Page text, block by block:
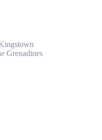
Grenadines